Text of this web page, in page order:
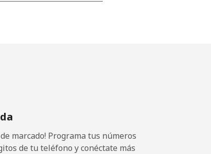
marcado! Programa tus números
de tu teléfono y conéctate más